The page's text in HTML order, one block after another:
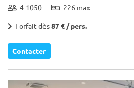
4-1050 226 max
Forfait dès87 € / pers.
Contacter